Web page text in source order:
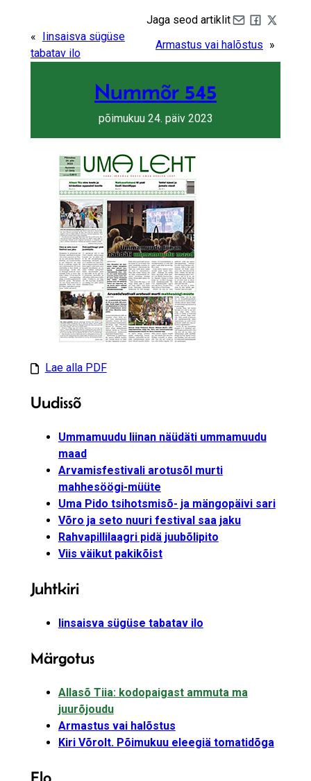
Jaga seod artiklit
« Iinsaisva sügüse
tabatav ilo
Armastus vai halõstus »
Nummõr 545
põimukuu 24. päiv 2023
Lae alla PDF
Uudissõ
Ummamuudu liinan näüdäti ummamuudu
maad
Arvamisfestivali arotusõl murti
mahhesöögi-müüte
Uma Pido tsihotsmisõ- ja mängopäivi sari
Võro ja seto nuuri festival saa jaku
Rahvapillilaagri pidä juubõlipito
Viis väikut pakikõist
Juhtkiri
Iinsaisva sügüse tabatav ilo
Märgotus
Allasõ Tiia: kodopaigast ammuta ma
juurõjoudu
Armastus vai halõstus
Kiri Võrolt. Põimukuu eleegiä tomatidõga